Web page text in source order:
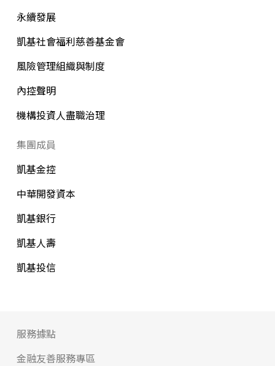
永續發展
凱基社會福利慈善基金會
風險管理組織與制度
內控聲明
機構投資人盡職治理
集團成員
凱基金控
中華開發資本
凱基銀行
凱基人壽
凱基投信
服務據點
金融友善服務專區